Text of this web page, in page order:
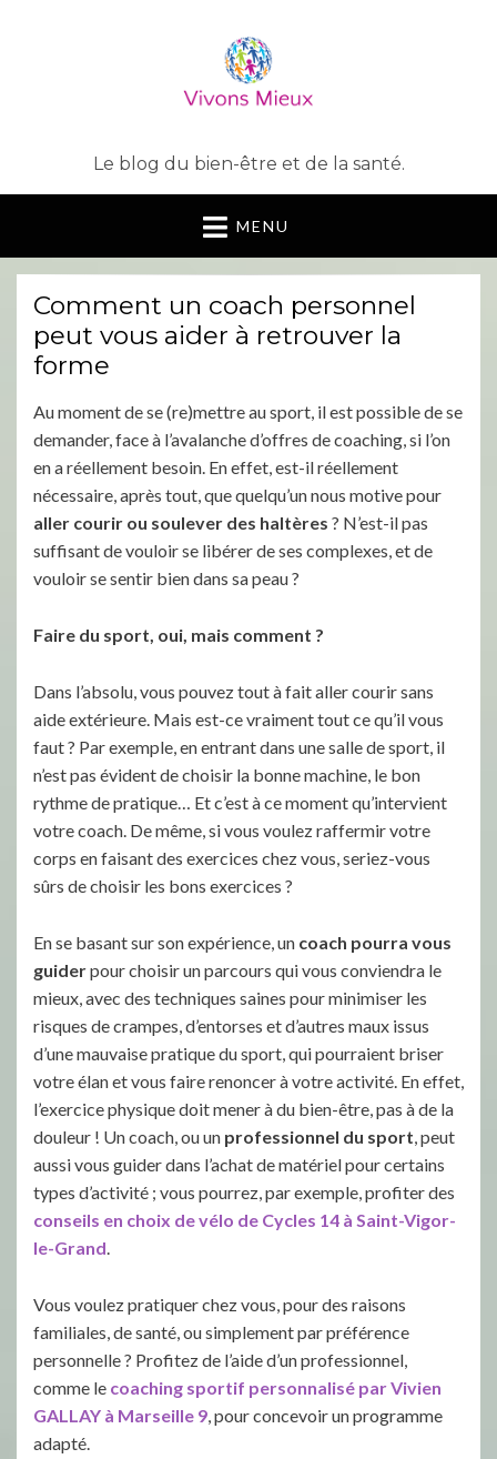
Le blog du bien-être et de la santé.
MENU
Comment un coach personnel
peut vous aider à retrouver la
forme
Au moment de se (re)mettre au sport, il est possible de se
demander, face à l’avalanche d’offres de coaching, si l’on
en a réellement besoin. En effet, est-il réellement
nécessaire, après tout, que quelqu’un nous motive pour
aller courir ou soulever des haltères ? N’est-il pas
suffisant de vouloir se libérer de ses complexes, et de
vouloir se sentir bien dans sa peau ?
Faire du sport, oui, mais comment ?
Dans l’absolu, vous pouvez tout à fait aller courir sans
aide extérieure. Mais est-ce vraiment tout ce qu’il vous
faut ? Par exemple, en entrant dans une salle de sport, il
n’est pas évident de choisir la bonne machine, le bon
rythme de pratique… Et c’est à ce moment qu’intervient
votre coach. De même, si vous voulez raffermir votre
corps en faisant des exercices chez vous, seriez-vous
sûrs de choisir les bons exercices ?
En se basant sur son expérience, un coach pourra vous
guiderpour choisir un parcours qui vous conviendra le
mieux, avec des techniques saines pour minimiser les
risques de crampes, d’entorses et d’autres maux issus
d’une mauvaise pratique du sport, qui pourraient briser
votre élan et vous faire renoncer à votre activité. En effet,
l’exercice physique doit mener à du bien-être, pas à de la
douleur ! Un coach, ou un professionnel du sport, peut
aussi vous guider dans l’achat de matériel pour certains
types d’activité ; vous pourrez, par exemple, profiter des
conseils en choix de vélo de Cycles 14 à Saint-Vigor-
le-Grand.
Vous voulez pratiquer chez vous, pour des raisons
familiales, de santé, ou simplement par préférence
personnelle ? Profitez de l’aide d’un professionnel,
comme le coaching sportif personnalisé par Vivien
GALLAY à Marseille 9, pour concevoir un programme
adapté.